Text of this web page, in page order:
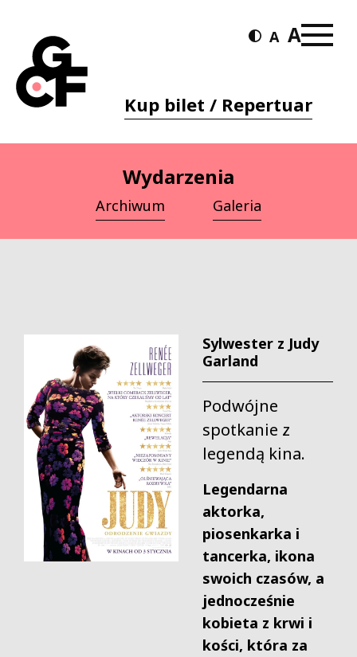
Kup bilet / Repertuar
Wydarzenia
Archiwum Galeria
Sylwester z Judy
Garland
Podwójne
spotkanie z
legendą kina.
Legendarna
aktorka,
piosenkarka i
tancerka, ikona
swoich czasów, a
jednocześnie
kobieta z krwi i
kości, która za